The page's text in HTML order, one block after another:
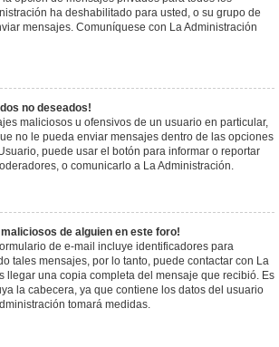
ha deshabilitado para usted, o su grupo de
mensajes. Comuníquese con La Administración
no deseados!
maliciosos u ofensivos de un usuario en particular,
no le pueda enviar mensajes dentro de las opciones
puede usar el botón para informar o reportar
o comunicarlo a La Administración.
de alguien en este foro!
de e-mail incluye identificadores para
tales mensajes, por lo tanto, puede contactar con La
llegar una copia completa del mensaje que recibió. Es
la cabecera, ya que contiene los datos del usuario
tomará medidas.